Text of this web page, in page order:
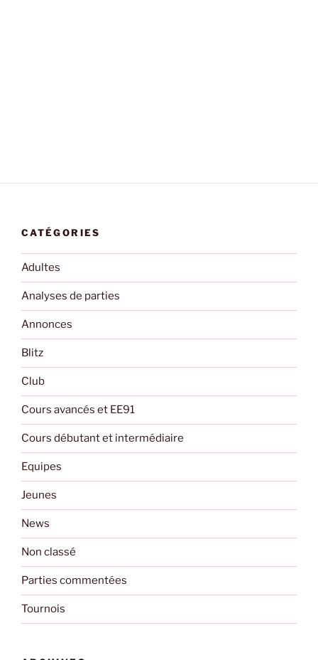
CATÉGORIES
Adultes
Analyses de parties
Annonces
Blitz
Club
Cours avancés et EE91
Cours débutant et intermédiaire
Equipes
Jeunes
News
Non classé
Parties commentées
Tournois